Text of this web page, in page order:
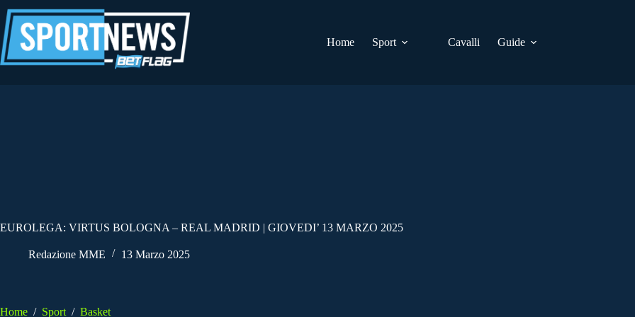
al
contenuto
Home
Sport Cavalli Guide
EUROLEGA: VIRTUS BOLOGNA – REAL MADRID | GIOVEDI’ 13 MARZO 2025
Redazione MME 13 Marzo 2025
Home / Sport / Basket